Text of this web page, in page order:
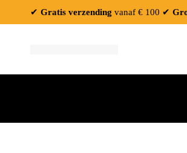
✔ Gratis verzending vanaf € 100 ✔